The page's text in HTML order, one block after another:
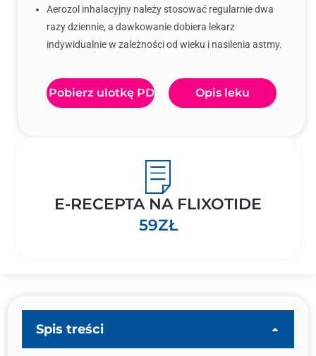
Aerozol inhalacyjny należy stosować regularnie dwa
razy dziennie, a dawkowanie dobiera lekarz
indywidualnie w zależności od wieku i nasilenia astmy.
Pobierz ulotkę PDF Opis leku
E-RECEPTA NA FLIXOTIDE
59ZŁ
Spis treści